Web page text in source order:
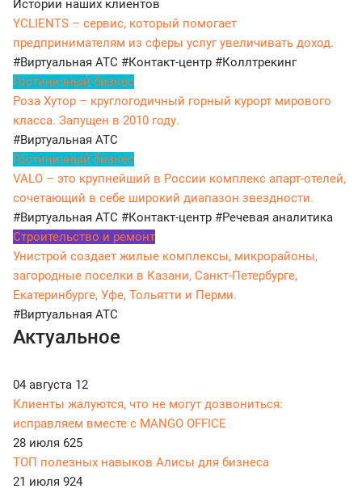
Истории наших клиентов
YCLIENTS – сервис, который помогает
предпринимателям из сферы услуг увеличивать доход.
#Виртуальная АТС #Контакт-центр #Коллтрекинг
Гостиничный бизнес
Роза Хутор – круглогодичный горный курорт мирового
класса. Запущен в 2010 году.
#Виртуальная АТС
Гостиничный бизнес
VALO – это крупнейший в России комплекс апарт-отелей,
сочетающий в себе широкий диапазон звездности.
#Виртуальная АТС #Контакт-центр #Речевая аналитика
Строительство и ремонт
Унистрой создает жилые комплексы, микрорайоны,
загородные поселки в Казани, Санкт-Петербурге,
Екатеринбурге, Уфе, Тольятти и Перми.
#Виртуальная АТС
Актуальное
04 августа 12
Клиенты жалуются, что не могут дозвониться:
исправляем вместе с MANGO OFFICE
28 июля 625
ТОП полезных навыков Алисы для бизнеса
21 июля 924